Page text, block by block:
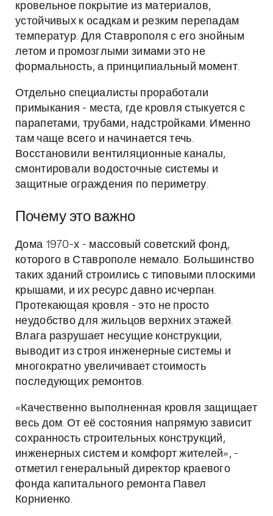
кровельное покрытие из материалов,
устойчивых к осадкам и резким перепадам
температур. Для Ставрополя с его знойным
летом и промозглыми зимами это не
формальность, а принципиальный момент.
Отдельно специалисты проработали
примыкания - места, где кровля стыкуется с
парапетами, трубами, надстройками. Именно
там чаще всего и начинается течь.
Восстановили вентиляционные каналы,
смонтировали водосточные системы и
защитные ограждения по периметру.
Почему это важно
Дома 1970-х - массовый советский фонд,
которого в Ставрополе немало. Большинство
таких зданий строились с типовыми плоскими
крышами, и их ресурс давно исчерпан.
Протекающая кровля - это не просто
неудобство для жильцов верхних этажей.
Влага разрушает несущие конструкции,
выводит из строя инженерные системы и
многократно увеличивает стоимость
последующих ремонтов.
«Качественно выполненная кровля защищает
весь дом. От её состояния напрямую зависит
сохранность строительных конструкций,
инженерных систем и комфорт жителей», -
отметил генеральный директор краевого
фонда капитального ремонта Павел
Корниенко.